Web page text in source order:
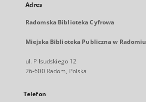
Adres
Radomska Biblioteka Cyfrowa
Miejska Biblioteka Publiczna w Radomiu
ul. Piłsudskiego 12
26-600 Radom, Polska
Telefon